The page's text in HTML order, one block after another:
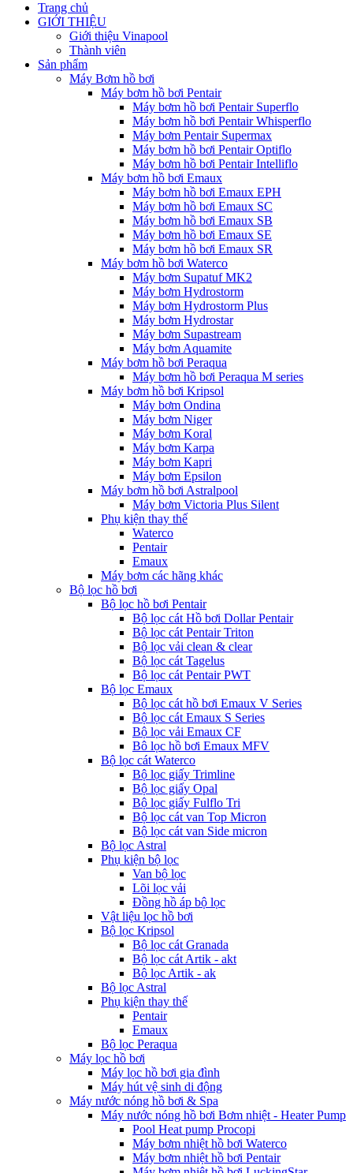
Trang chủ
GIỚI THIỆU
Giới thiệu Vinapool
Thành viên
Sản phẩm
Máy Bơm hồ bơi
Máy bơm hồ bơi Pentair
Máy bơm hồ bơi Pentair Superflo
Máy bơm hồ bơi Pentair Whisperflo
Máy bơm Pentair Supermax
Máy bơm hồ bơi Pentair Optiflo
Máy bơm hồ bơi Pentair Intelliflo
Máy bơm hồ bơi Emaux
Máy bơm hồ bơi Emaux EPH
Máy bơm hồ bơi Emaux SC
Máy bơm hồ bơi Emaux SB
Máy bơm hồ bơi Emaux SE
Máy bơm hồ bơi Emaux SR
Máy bơm hồ bơi Waterco
Máy bơm Supatuf MK2
Máy bơm Hydrostorm
Máy bơm Hydrostorm Plus
Máy bơm Hydrostar
Máy bơm Supastream
Máy bơm Aquamite
Máy bơm hồ bơi Peraqua
Máy bơm hồ bơi Peraqua M series
Máy bơm hồ bơi Kripsol
Máy bơm Ondina
Máy bơm Niger
Máy bơm Koral
Máy bơm Karpa
Máy bơm Kapri
Máy bơm Epsilon
Máy bơm hồ bơi Astralpool
Máy bơm Victoria Plus Silent
Phụ kiện thay thế
Waterco
Pentair
Emaux
Máy bơm các hãng khác
Bộ lọc hồ bơi
Bộ lọc hồ bơi Pentair
Bộ lọc cát Hồ bơi Dollar Pentair
Bộ lọc cát Pentair Triton
Bộ lọc vải clean & clear
Bộ lọc cát Tagelus
Bộ lọc cát Pentair PWT
Bộ lọc Emaux
Bộ lọc cát hồ bơi Emaux V Series
Bộ lọc cát Emaux S Series
Bộ lọc vải Emaux CF
Bô lọc hồ bơi Emaux MFV
Bộ lọc cát Waterco
Bộ lọc giấy Trimline
Bộ lọc giấy Opal
Bộ lọc giấy Fulflo Tri
Bộ lọc cát van Top Micron
Bộ lọc cát van Side micron
Bộ lọc Astral
Phụ kiện bộ lọc
Van bộ lọc
Lõi lọc vải
Đồng hồ áp bộ lọc
Vật liệu lọc hồ bơi
Bộ lọc Kripsol
Bộ lọc cát Granada
Bộ lọc cát Artik - akt
Bộ lọc Artik - ak
Bộ lọc Astral
Phụ kiện thay thế
Pentair
Emaux
Bộ lọc Peraqua
Máy lọc hồ bơi
Máy lọc hồ bơi gia đình
Máy hút vệ sinh di động
Máy nước nóng hồ bơi & Spa
Máy nước nóng hồ bơi Bơm nhiệt - Heater Pump
Pool Heat pump Procopi
Máy bơm nhiệt hồ bơi Waterco
Máy bơm nhiệt hồ bơi Pentair